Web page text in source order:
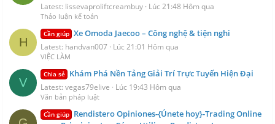
Latest: lissevaproliftcreambuy Lúc 21:48 Hôm qua
Thảo luận kế toán
H
Cần giúp Xe Omoda Jaecoo – Công nghệ & tiện nghi
Latest: handvan007 Lúc 21:01 Hôm qua
VIỆC LÀM
V
Chia sẻ Khám Phá Nền Tảng Giải Trí Trực Tuyến Hiện Đại
Latest: vegas79elive Lúc 19:43 Hôm qua
Văn bản pháp luật
Cần giúp Rendistero Opiniones-{Únete hoy}-Trading Online